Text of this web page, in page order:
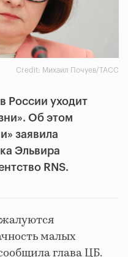
Credit: Михаил Почуев/ТАСС
России уходит
Об этом
заявила
Эльвира
RNS.
малых
глава ЦБ.